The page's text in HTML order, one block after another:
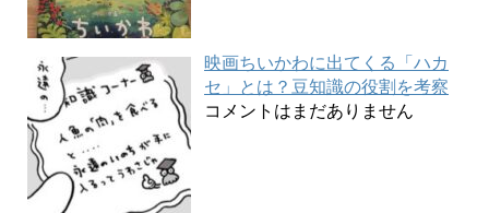
映画ちいかわに出てくる「ハカ
セ」とは？豆知識の役割を考察
コメントはまだありません